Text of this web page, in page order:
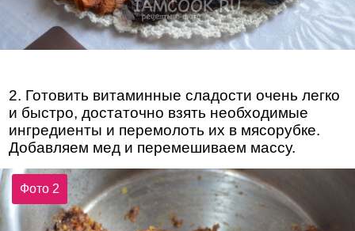
2. Готовить витаминные сладости очень легко
и быстро, достаточно взять необходимые
ингредиенты и перемолоть их в мясорубке.
Добавляем мед и перемешиваем массу.
Фото 2